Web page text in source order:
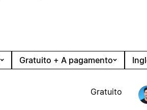
Gratuito + A pagamento
Gratuito